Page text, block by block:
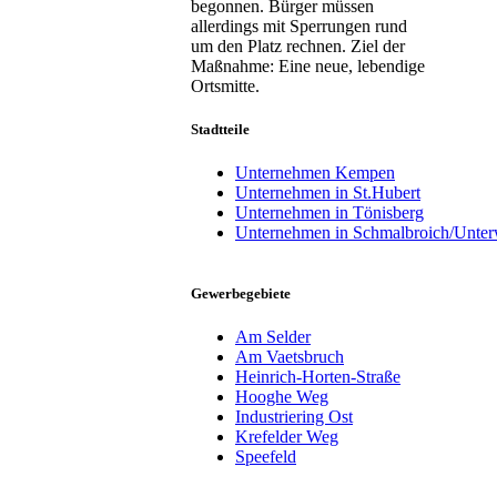
begonnen. Bürger müssen
allerdings mit Sperrungen rund
um den Platz rechnen. Ziel der
Maßnahme: Eine neue, lebendige
Ortsmitte.
Stadtteile
Unternehmen Kempen
Unternehmen in St.Hubert
Unternehmen in Tönisberg
Unternehmen in Schmalbroich/
Gewerbegebiete
Am Selder
Am Vaetsbruch
Heinrich-Horten-Straße
Hooghe Weg
Industriering Ost
Krefelder Weg
Speefeld